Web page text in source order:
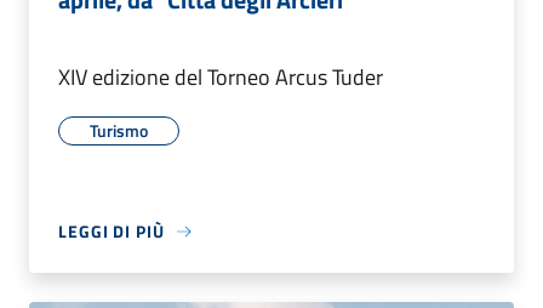
XIV edizione del Torneo Arcus Tuder
Turismo
LEGGI DI PIÙ